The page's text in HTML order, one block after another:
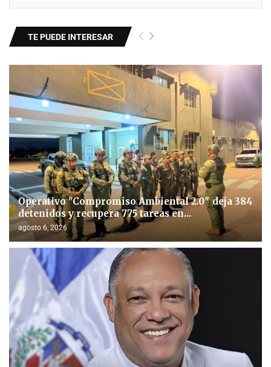
TE PUEDE INTERESAR
Operativo "Compromiso Ambiental 2.0″ deja 384
detenidos y recupera 775 tareas en...
agosto 6, 2026